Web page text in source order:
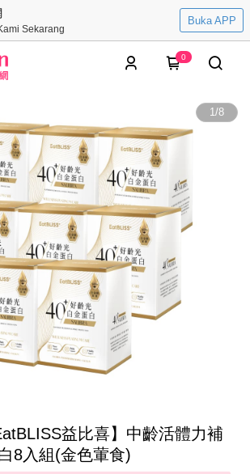
Sekarang
Buka APP
0
1/8
益比喜】中齡活體力補
8入組(金色葷食)